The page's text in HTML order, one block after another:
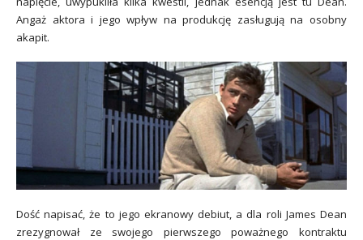
Angaż aktora i jego wpływ na produkcję zasługują na osobny
akapit.
Dość napisać, że to jego ekranowy debiut, a dla roli James Dean
zrezygnował ze swojego pierwszego poważnego kontraktu